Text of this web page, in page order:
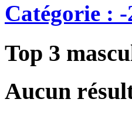
Catégorie :
Top 3
Aucun